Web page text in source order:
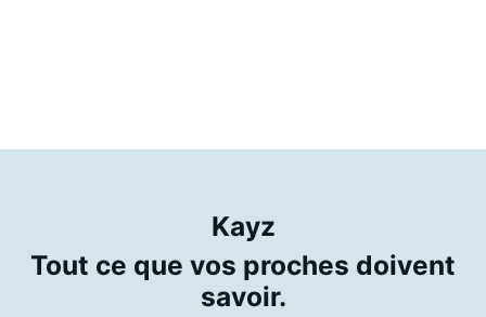
Kayz
Tout ce que vos proches doivent
savoir.